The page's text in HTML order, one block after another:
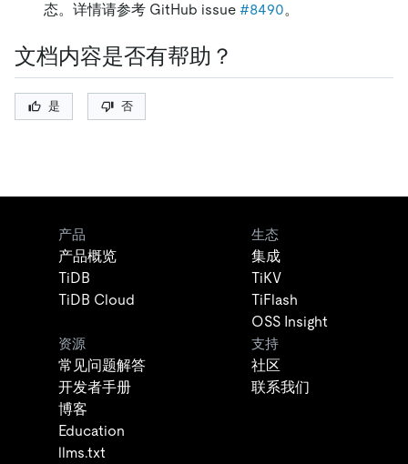
态。详情请参考 GitHub issue #8490。
文档内容是否有帮助？
是 否
产品
产品概览
TiDB
TiDB Cloud
生态
集成
TiKV
TiFlash
OSS Insight
资源
常见问题解答
开发者手册
博客
Education
llms.txt
支持
社区
联系我们